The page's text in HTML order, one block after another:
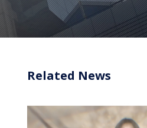
Related News